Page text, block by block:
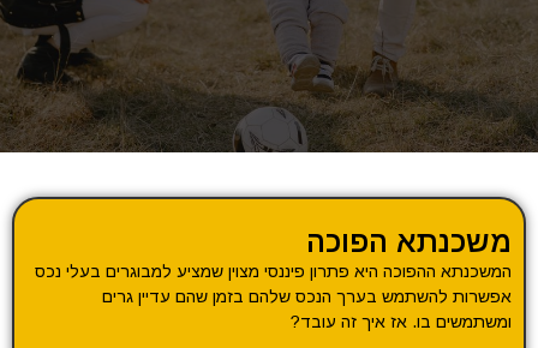
משכנתא הפוכה
המשכנתא ההפוכה היא פתרון פיננסי מצוין שמציע למבוגרים בעלי נכס
אפשרות להשתמש בערך הנכס שלהם בזמן שהם עדיין גרים
ומשתמשים בו. אז איך זה עובד?